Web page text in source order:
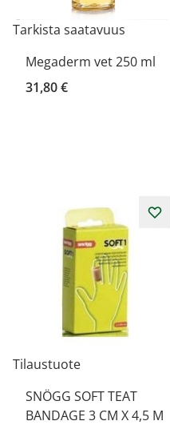
Tarkista saatavuus
Megaderm vet 250 ml
31,80 €
Tilaustuote
SNÖGG SOFT TEAT
BANDAGE 3 CM X 4,5 M